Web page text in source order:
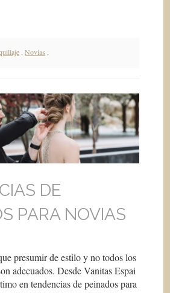
,Novias
DE
PARA NOVIAS
presumir de estilo y no todos los
adecuados. Desde Vanitas Espai
en tendencias de peinados para